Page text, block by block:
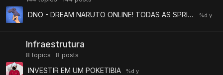
DNO - DREAM NARUTO ONLINE! TODAS AS SPRITES DISPONIVEIS PARA DOWLOAD! 7.81
Infraestrutura
8 topics 8 posts
INVESTIR EM UM POKETIBIA